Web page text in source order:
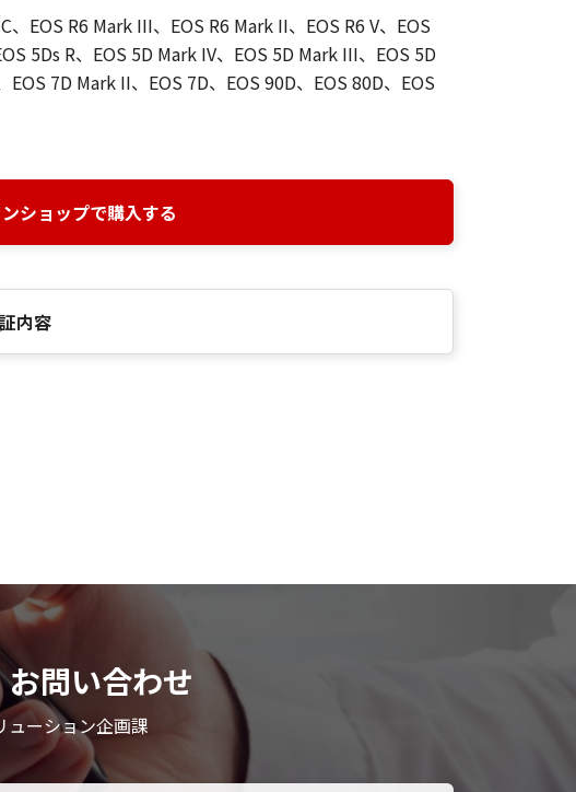
、EOS R6 Mark III、EOS R6 Mark II、EOS R6 V、EOS
5Ds R、EOS 5D Mark IV、EOS 5D Mark III、EOS 5D
7D Mark II、EOS 7D、EOS 90D、EOS 80D、EOS
ショップで購入する
内容
問い合わせ
ューション企画課